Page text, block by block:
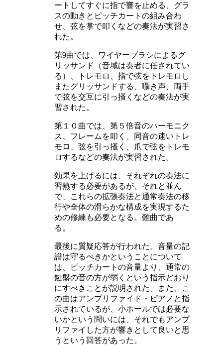
ートしてすぐに指で響を止める、グラ
スの動きとピッチカートの組み合わ
せ、弦を掌で叩くなどの奏法が実習さ
れた。
第9曲では、ワイヤーブラシによるグ
リッサンド（音域は奏者に任されてい
る）、トレモロ、指で弦をトレモロし
またグリッサンドする、囁き声、両手
で弦を交互に引っ掻くなどの奏法が実
習された。
第１０曲では、第５倍音のハーモニク
ス、フレームを叩く、同音の速いトレ
モロ、弦を引っ掻く、爪で弦をトレモ
ロするなどの奏法が実習された。
効果を上げるには、それぞれの奏法に
習熟する必要があるが、それと並ん
で、これらの拡張奏法と通常奏法の移
行や全体の滑らかな構成を実現するた
めの修練も必要となる。難曲であ
る。
最後に質疑応答が行われた。音量の記
譜は守るべきかということについて
は、ピッチカートの音量より、通常の
鍵盤の音の方が弱くという指示どおり
にすべきことが説明された。また、こ
の曲はアンプリファイド・ピアノと指
示されているが、小ホールでは必要な
いかという問いには、それでもアンプ
リファイした方が響きとして良いと思
うという回答があった。